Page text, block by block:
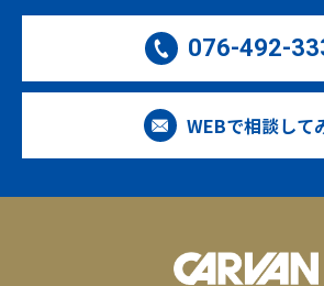
076-492-
WEBで相談して